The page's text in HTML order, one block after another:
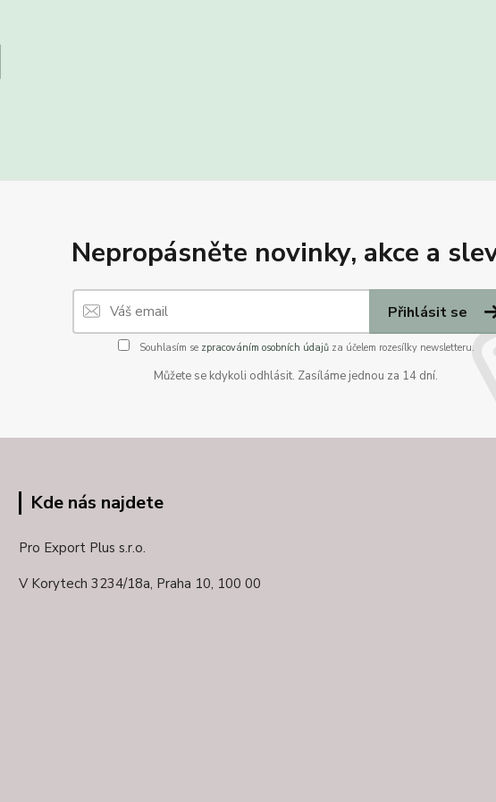
Nepropásněte novinky, akce a
Přihlásit se
Souhlasím se zpracováním osobních údajůza účelem rozesílky newsletteru.
Můžete se kdykoli odhlásit. Zasíláme jednou za 14 dní.
Kde nás najdete
Pro Export Plus s.r.o.
V Korytech 3234/18a, Praha 10, 100 00